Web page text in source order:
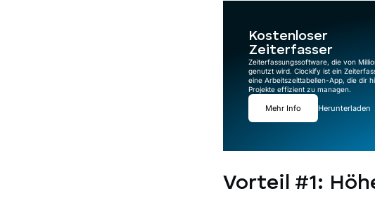
Kostenloser
Zeiterfasser
Zeiterfassungssoftware, die von
genutzt wird. Clockify ist ein
eine Arbeitszeittabellen-App, die dir
Projekte effizient zu managen.
Mehr Info Herunterladen
Vorteil #1: